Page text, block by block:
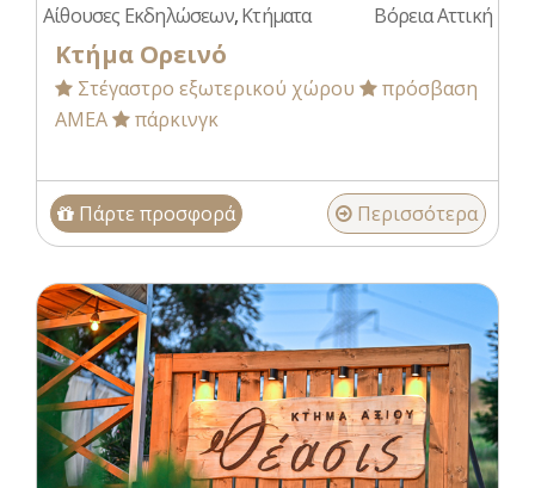
Βόρεια Αττική
Αίθουσες Εκδηλώσεων,Κτήματα
Κτήμα Ορεινό
Στέγαστρο εξωτερικού χώρου
πρόσβαση
ΑΜΕΑ
πάρκινγκ
Πάρτε προσφορά Περισσότερα